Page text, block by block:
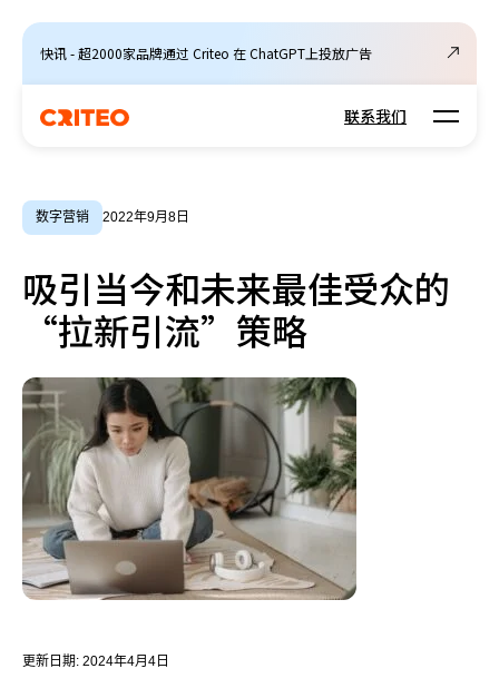
快讯 - 超2000家品牌通过 Criteo 在 ChatGPT上投放广告
联系我们 Open
数字营销 2022年9月8日
吸引当今和未来最佳受众的
“拉新引流”策略
更新日期: 2024年4月4日